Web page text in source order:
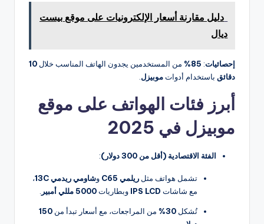
دليل مقارنة أسعار الإلكترونيات على موقع بيست
ديال
إحصائيات:
85% من المستخدمين يجدون الهاتف المناسب خلال 10
دقائق باستخدام أدواتموبيزل
أبرز فئات الهواتف على موقع
موبيزل في 2025
الفئة الاقتصادية (أقل من 300 دولار) :
تشمل هواتف مثل ريلمي C65 وشاومي ريدمي 13C
،
مع شاشات IPS LCD وبطاريات5000 مللي أمبير
تُشكل 30% من المراجعات، مع أسعار تبدأ من 150